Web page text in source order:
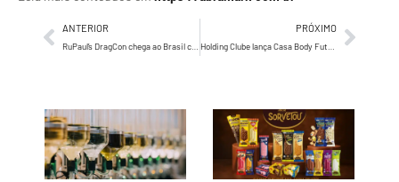
ANTERIOR PRÓXIMO